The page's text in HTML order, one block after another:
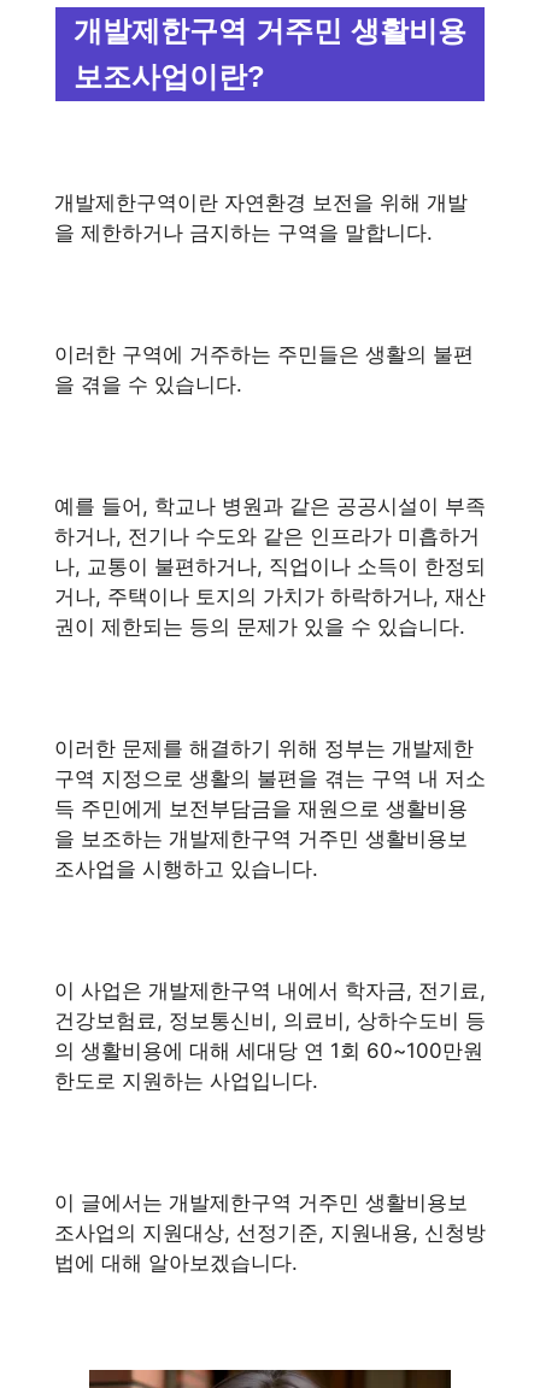
개발제한구역 거주민 생활비용
보조사업이란?
개발제한구역이란 자연환경 보전을 위해 개발
을 제한하거나 금지하는 구역을 말합니다.
이러한 구역에 거주하는 주민들은 생활의 불편
을 겪을 수 있습니다.
예를 들어, 학교나 병원과 같은 공공시설이 부족
하거나, 전기나 수도와 같은 인프라가 미흡하거
나, 교통이 불편하거나, 직업이나 소득이 한정되
거나, 주택이나 토지의 가치가 하락하거나, 재산
권이 제한되는 등의 문제가 있을 수 있습니다.
이러한 문제를 해결하기 위해 정부는 개발제한
구역 지정으로 생활의 불편을 겪는 구역 내 저소
득 주민에게 보전부담금을 재원으로 생활비용
을 보조하는 개발제한구역 거주민 생활비용보
조사업을 시행하고 있습니다.
이 사업은 개발제한구역 내에서 학자금, 전기료,
건강보험료, 정보통신비, 의료비, 상하수도비 등
의 생활비용에 대해 세대당 연 1회 60~100만원
한도로 지원하는 사업입니다.
이 글에서는 개발제한구역 거주민 생활비용보
조사업의 지원대상, 선정기준, 지원내용, 신청방
법에 대해 알아보겠습니다.